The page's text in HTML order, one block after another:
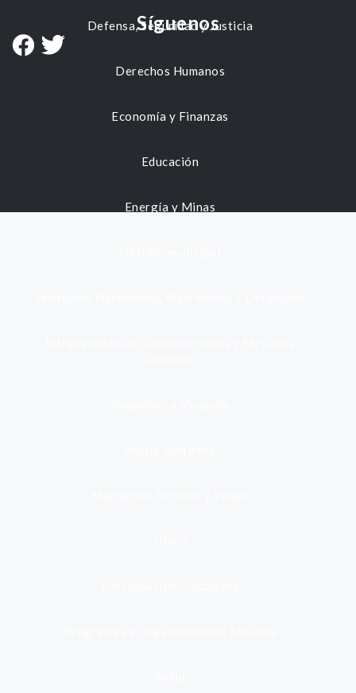
Defensa, Seguridad y Justicia
Derechos Humanos
Economía y Finanzas
Educación
Energía y Minas
Síguenos